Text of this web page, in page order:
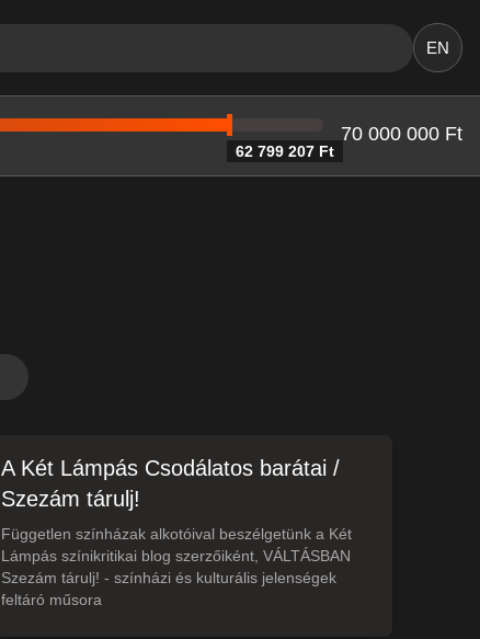
EN
62 799 207 Ft
70 000 000 Ft
A Két Lámpás Csodálatos barátai /
Szezám tárulj!
Független színházak alkotóival beszélgetünk a Két
Lámpás színikritikai blog szerzőiként, VÁLTÁSBAN
Szezám tárulj! - színházi és kulturális jelenségek
feltáró műsora